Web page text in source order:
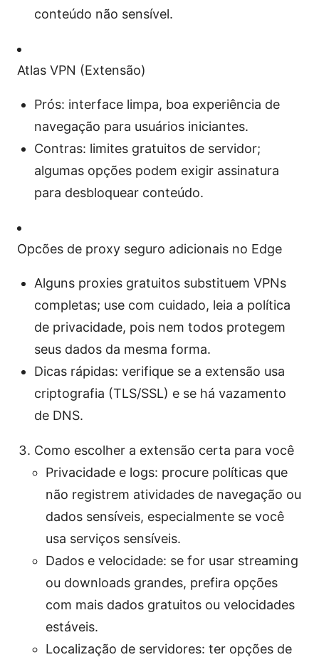
conteúdo não sensível.
Atlas VPN (Extensão)
Prós: interface limpa, boa experiência de
navegação para usuários iniciantes.
Contras: limites gratuitos de servidor;
algumas opções podem exigir assinatura
para desbloquear conteúdo.
Opcões de proxy seguro adicionais no Edge
Alguns proxies gratuitos substituem VPNs
completas; use com cuidado, leia a política
de privacidade, pois nem todos protegem
seus dados da mesma forma.
Dicas rápidas: verifique se a extensão usa
criptografia (TLS/SSL) e se há vazamento
de DNS.
Como escolher a extensão certa para você
Privacidade e logs: procure políticas que
não registrem atividades de navegação ou
dados sensíveis, especialmente se você
usa serviços sensíveis.
Dados e velocidade: se for usar streaming
ou downloads grandes, prefira opções
com mais dados gratuitos ou velocidades
estáveis.
Localização de servidores: ter opções de